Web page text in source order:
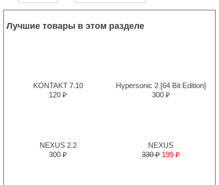
Лучшие товары в этом разделе
KONTAKT 7.10
120 ₽
Hypersonic 2 [64 Bit Edition]
300 ₽
NEXUS 2.2
300 ₽
NEXUS
330 ₽ 199 ₽